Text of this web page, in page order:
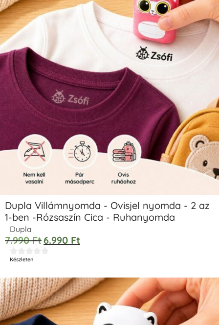
Dupla Villámnyomda - Ovisjel nyomda - 2 az
1-ben -Rózsaszín Cica - Ruhanyomda
Dupla
7.990Ft6.990 Ft
Készleten